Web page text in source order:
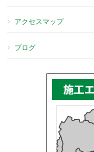
アクセスマップ
ブログ